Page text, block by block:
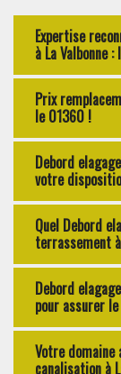
Expertise
à La Valbonne
Prix
le 01360 !
Debord
votre
Quel Debord
terrassement
Debord
pour assurer
Votre domaine
canalisation à